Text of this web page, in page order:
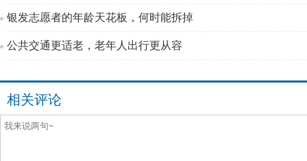
银发志愿者的年龄天花板，何时能拆掉
公共交通更适老，老年人出行更从容
相关评论